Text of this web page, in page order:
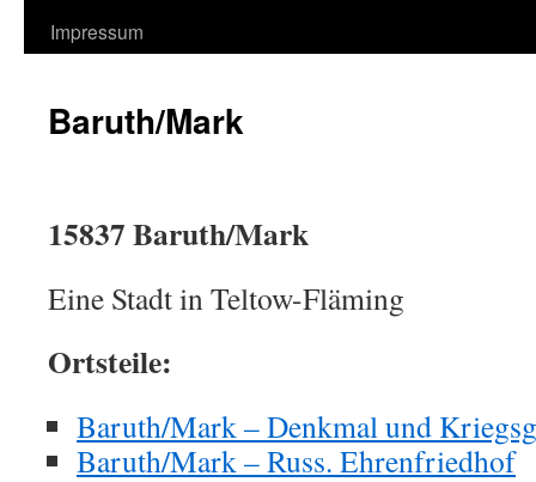
Impressum
Baruth/Mark
15837 Baruth/Mark
Eine Stadt in Teltow-Fläming
Ortsteile:
Baruth/Mark – Denkmal und
Baruth/Mark – Russ. Ehrenfriedhof